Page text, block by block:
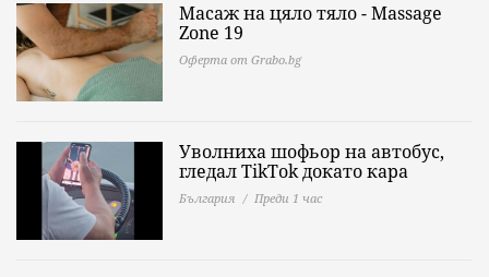
Масаж на цяло тяло - Massage
Zone 19
Оферта от Grabo.bg
Уволниха шофьор на автобус,
гледал TikTok докато кара
България Преди 1 час